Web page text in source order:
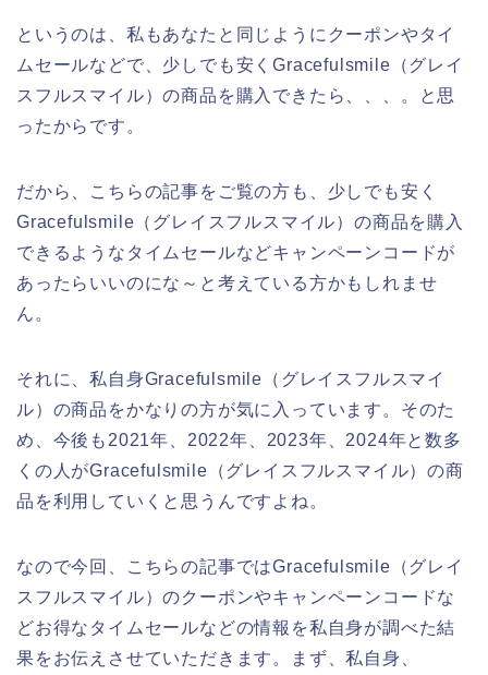
というのは、私もあなたと同じようにクーポンやタイ
ムセールなどで、少しでも安くGracefulsmile（グレイ
スフルスマイル）の商品を購入できたら、、、。と思
ったからです。
だから、こちらの記事をご覧の方も、少しでも安く
Gracefulsmile（グレイスフルスマイル）の商品を購入
できるようなタイムセールなどキャンペーンコードが
あったらいいのにな～と考えている方かもしれませ
ん。
それに、私自身Gracefulsmile（グレイスフルスマイ
ル）の商品をかなりの方が気に入っています。そのた
め、今後も2021年、2022年、2023年、2024年と数多
くの人がGracefulsmile（グレイスフルスマイル）の商
品を利用していくと思うんですよね。
なので今回、こちらの記事ではGracefulsmile（グレイ
スフルスマイル）のクーポンやキャンペーンコードな
どお得なタイムセールなどの情報を私自身が調べた結
果をお伝えさせていただきます。まず、私自身、